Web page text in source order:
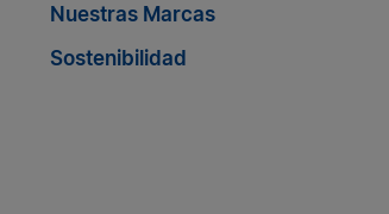
Nuestras Marcas
Sostenibilidad